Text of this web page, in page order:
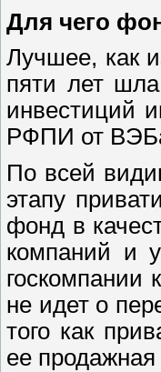
Для чего
Лучшее, как
пяти лет
инвестиций
РФПИ от
По всей
этапу
фонд в
компаний и
госкомпании
не идет о
того как
ее продажная